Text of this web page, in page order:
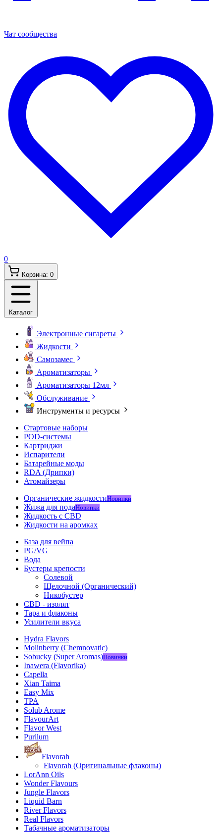
Чат сообщества
0
Корзина: 0
Каталог
Электронные сигареты
Жидкости
Самозамес
Ароматизаторы
Ароматизаторы 12мл
Обслуживание
Инструменты и ресурсы
Стартовые наборы
POD-системы
Картриджи
Испарители
Батарейные моды
RDA (Дрипки)
Атомайзеры
Органические жидкостиНовинки
Жижа для подаНовинки
Жидкость с CBD
Жидкости на аромках
База для вейпа
PG/VG
Вода
Бустеры крепости
Солевой
Щелочной (Органический)
Никобустер
CBD - изолят
Тара и флаконы
Усилители вкуса
Hydra Flavors
Molinberry (Chemnovatic)
Sobucky (Super Aromas)Новинки
Inawera (Flavorika)
Capella
Xian Taima
Easy Mix
TPA
Solub Arome
FlavourArt
Flavor West
Purilum
Flavorah
Flavorah (Оригинальные флаконы)
LorAnn Oils
Wonder Flavours
Jungle Flavors
Liquid Barn
River Flavors
Real Flavors
Табачные ароматизаторы